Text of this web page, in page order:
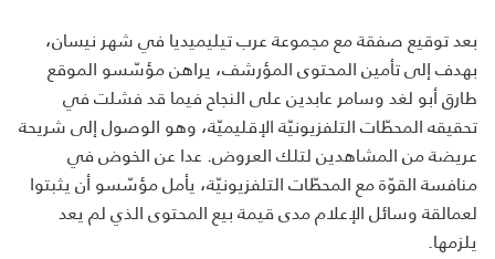
بعد توقيع صفقة مع مجموعة عرب تيليميديا في شهر نيسان،
بهدف إلى تأمين المحتوى المؤرشف، يراهن مؤسّسو الموقع
طارق أبو لغد وسامر عابدين على النجاح فيما قد فشلت في
تحقيقه المحطّات التلفزيونيّة الإقليميّة، وهو الوصول إلى شريحة
عريضة من المشاهدين لتلك العروض. عدا عن الخوض في
منافسة القوّة مع المحطّات التلفزيونيّة، يأمل مؤسّسو أن يثبتوا
لعمالقة وسائل الإعلام مدى قيمة بيع المحتوى الذي لم يعد
يلزمها.